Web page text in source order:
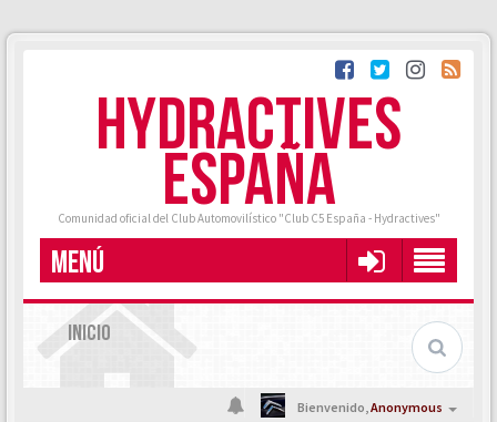
HYDRACTIVES
ESPAÑA
Comunidad oficial del Club Automovilístico "Club C5 España - Hydractives"
MENÚ
INICIO
Bienvenido,Anonymous